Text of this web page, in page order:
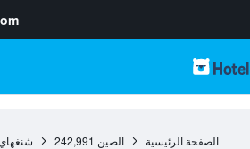
الصفحة الرئيسية الصين 242,991 شنغهاي